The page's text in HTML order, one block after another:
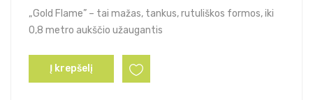
„Gold Flame” – tai mažas, tankus, rutuliškos formos, iki
0,8 metro aukščio užaugantis
Į krepšelį